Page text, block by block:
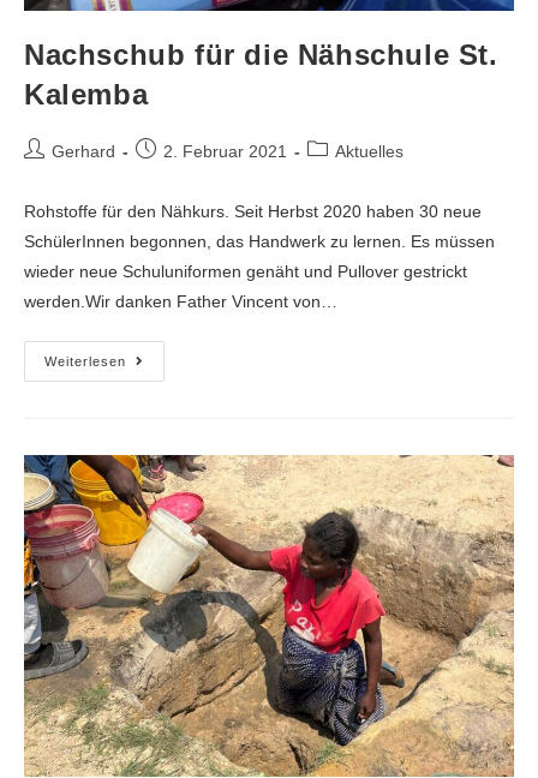
Nachschub für die Nähschule St.
Kalemba
Gerhard 2. Februar 2021 Aktuelles
Rohstoffe für den Nähkurs. Seit Herbst 2020 haben 30 neue
SchülerInnen begonnen, das Handwerk zu lernen. Es müssen
wieder neue Schuluniformen genäht und Pullover gestrickt
werden.Wir danken Father Vincent von…
Weiterlesen